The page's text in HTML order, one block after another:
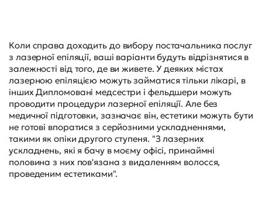
Коли справа доходить до вибору постачальника послуг
з лазерної епіляції, ваші варіанти будуть відрізнятися в
залежності від того, де ви живете. У деяких містах
лазерною епіляцією можуть займатися тільки лікарі, в
інших Дипломовані медсестри і фельдшери можуть
проводити процедури лазерної епіляції. Але без
медичної підготовки, зазначає він, естетики можуть бути
не готові впоратися з серйозними ускладненнями,
такими як опіки другого ступеня. "З лазерних
ускладнень, які я бачу в моєму офісі, принаймні
половина з них пов'язана з видаленням волосся,
проведеним естетиками".